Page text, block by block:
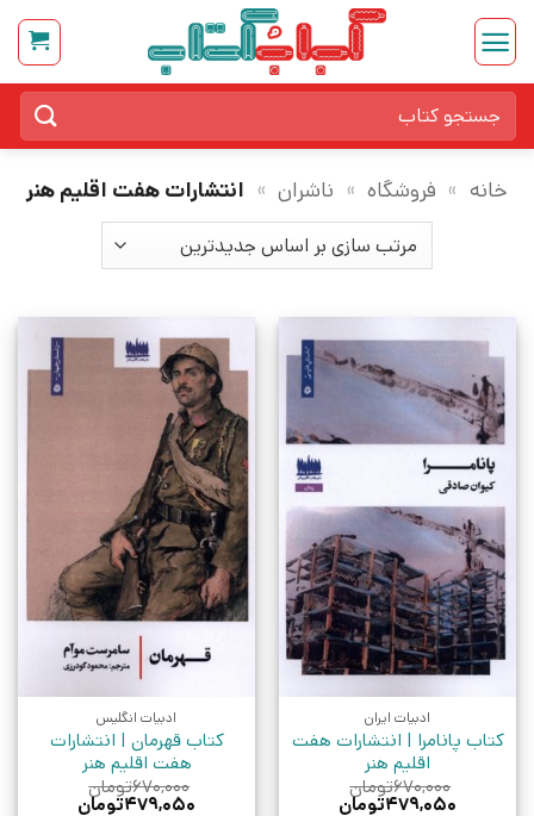
Skip
content
برای:
خانه » فروشگاه » ناشران » انتشارات هفت اقلیم هنر
ادبیات ایران
کتاب پانامرا | انتشارات هفت
اقلیم هنر
۶۷۰,۰۰۰تومان
قیمت
۴۷۹,۰۵۰تومان
ادبیات انگلیس
کتاب قهرمان | انتشارات
هفت اقلیم هنر
۶۷۰,۰۰۰تومان
قیمت
۴۷۹,۰۵۰تومان